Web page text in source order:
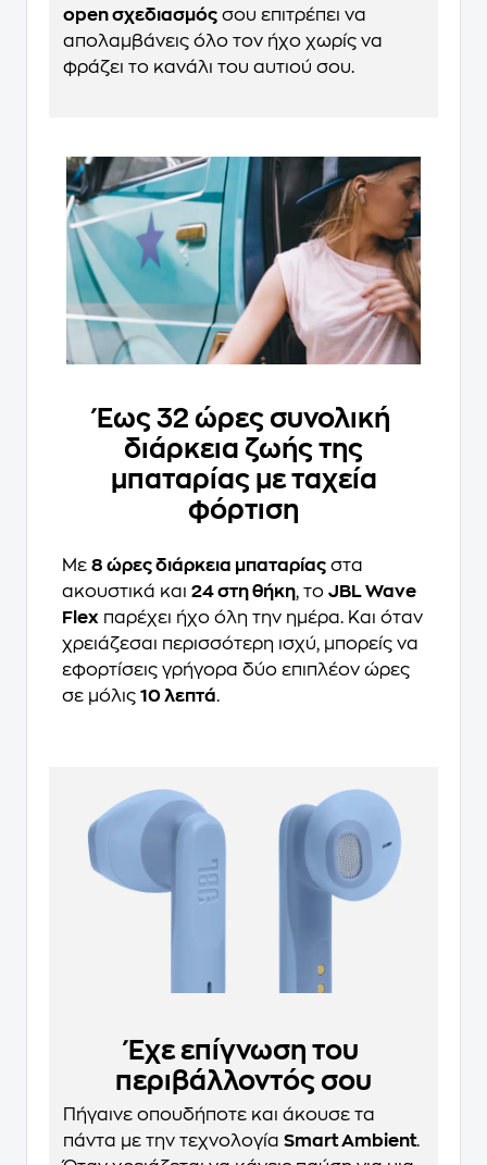
open σχεδιασμός σου επιτρέπει να
απολαμβάνεις όλο τον ήχο χωρίς να
φράζει το κανάλι του αυτιού σου.
Έως 32 ώρες συνολική
διάρκεια ζωής της
μπαταρίας με ταχεία
φόρτιση
Με 8 ώρες διάρκεια μπαταρίας στα
ακουστικά και 24 στη θήκη, το JBL Wave
Flex παρέχει ήχο όλη την ημέρα. Και όταν
χρειάζεσαι περισσότερη ισχύ, μπορείς να
εφορτίσεις γρήγορα δύο επιπλέον ώρες
σε μόλις 10 λεπτά.
Έχε επίγνωση του
περιβάλλοντός σου
Πήγαινε οπουδήποτε και άκουσε τα
πάντα με την τεχνολογία Smart Ambient.